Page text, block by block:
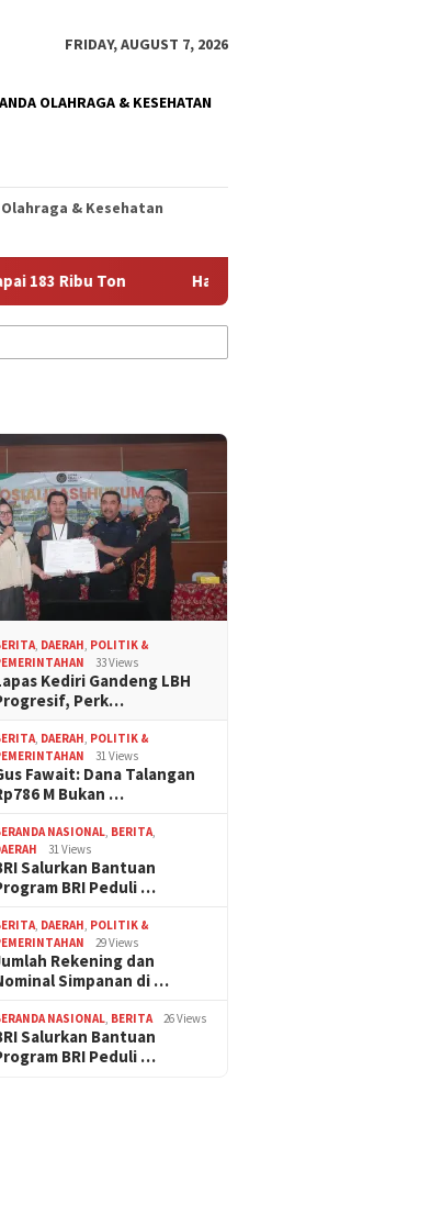
FRIDAY, AUGUST 7, 2026
OLAHRAGA & KESEHATAN
& Kesehatan
Ton Harumkan Nama Jember, Diani Siap
DAERAH POLITIK &
33 Views
Kediri Gandeng LBH
Perk…
DAERAH POLITIK &
31 Views
Fawait: Dana Talangan
M Bukan …
NASIONAL BERITA
31 Views
Salurkan Bantuan
BRI Peduli …
DAERAH POLITIK &
29 Views
Rekening dan
Simpanan di …
NASIONAL BERITA 26 Views
Salurkan Bantuan
BRI Peduli …